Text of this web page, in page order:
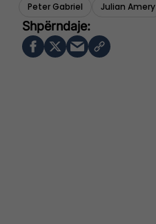
Peter Gabriel
Julian Amery